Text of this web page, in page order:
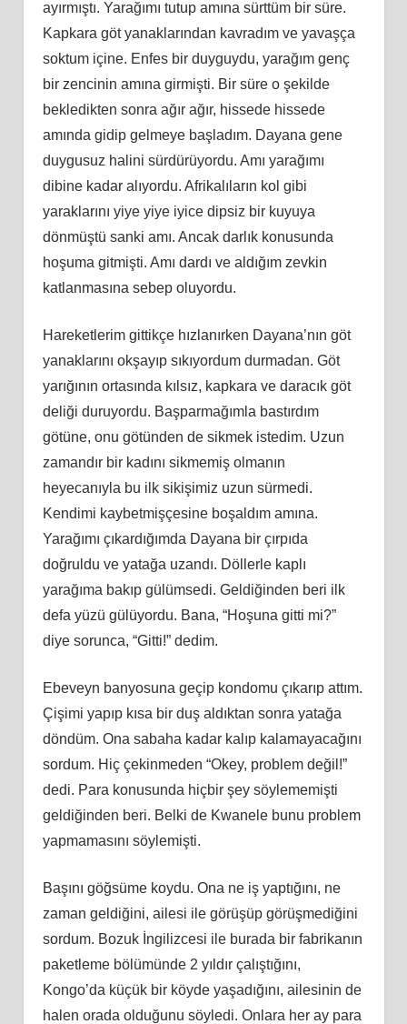
ayırmıştı. Yarağımı tutup amına sürttüm bir süre.
Kapkara göt yanaklarından kavradım ve yavaşça
soktum içine. Enfes bir duyguydu, yarağım genç
bir zencinin amına girmişti. Bir süre o şekilde
bekledikten sonra ağır ağır, hissede hissede
amında gidip gelmeye başladım. Dayana gene
duygusuz halini sürdürüyordu. Amı yarağımı
dibine kadar alıyordu. Afrikalıların kol gibi
yaraklarını yiye yiye iyice dipsiz bir kuyuya
dönmüştü sanki amı. Ancak darlık konusunda
hoşuma gitmişti. Amı dardı ve aldığım zevkin
katlanmasına sebep oluyordu.
Hareketlerim gittikçe hızlanırken Dayana’nın göt
yanaklarını okşayıp sıkıyordum durmadan. Göt
yarığının ortasında kılsız, kapkara ve daracık göt
deliği duruyordu. Başparmağımla bastırdım
götüne, onu götünden de sikmek istedim. Uzun
zamandır bir kadını sikmemiş olmanın
heyecanıyla bu ilk sikişimiz uzun sürmedi.
Kendimi kaybetmişçesine boşaldım amına.
Yarağımı çıkardığımda Dayana bir çırpıda
doğruldu ve yatağa uzandı. Döllerle kaplı
yarağıma bakıp gülümsedi. Geldiğinden beri ilk
defa yüzü gülüyordu. Bana, “Hoşuna gitti mi?”
diye sorunca, “Gitti!” dedim.
Ebeveyn banyosuna geçip kondomu çıkarıp attım.
Çişimi yapıp kısa bir duş aldıktan sonra yatağa
döndüm. Ona sabaha kadar kalıp kalamayacağını
sordum. Hiç çekinmeden “Okey, problem değil!”
dedi. Para konusunda hiçbir şey söylememişti
geldiğinden beri. Belki de Kwanele bunu problem
yapmamasını söylemişti.
Başını göğsüme koydu. Ona ne iş yaptığını, ne
zaman geldiğini, ailesi ile görüşüp görüşmediğini
sordum. Bozuk İngilizcesi ile burada bir fabrikanın
paketleme bölümünde 2 yıldır çalıştığını,
Kongo’da küçük bir köyde yaşadığını, ailesinin de
halen orada olduğunu söyledi. Onlara her ay para